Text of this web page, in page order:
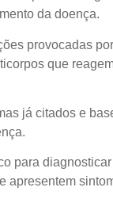
da doença.
provocadas
que
já citados e
para
apresentem